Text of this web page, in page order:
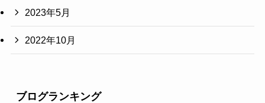
2023年5月
2022年10月
ブログランキング